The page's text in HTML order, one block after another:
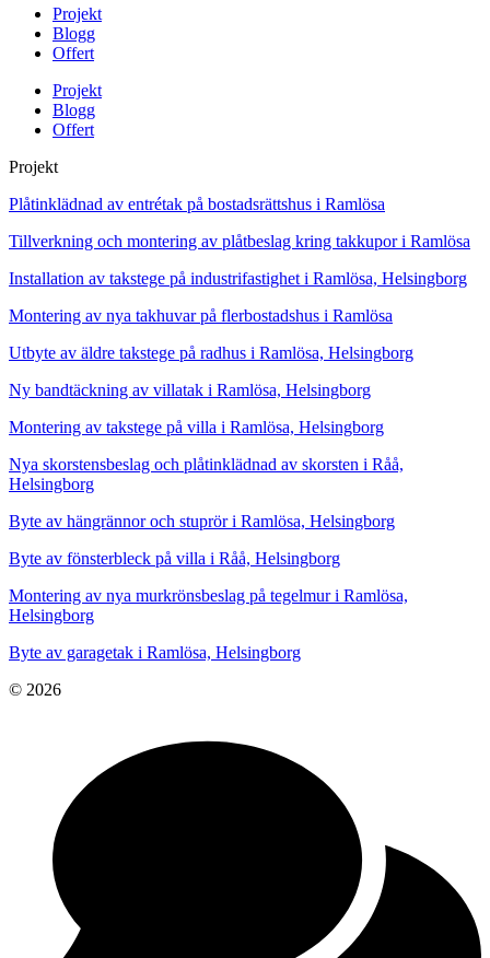
Projekt
Blogg
Offert
Projekt
Blogg
Offert
Projekt
Plåtinklädnad av entrétak på bostadsrättshus i Ramlösa
Tillverkning och montering av plåtbeslag kring takkupor i Ramlösa
Installation av takstege på industrifastighet i Ramlösa, Helsingborg
Montering av nya takhuvar på flerbostadshus i Ramlösa
Utbyte av äldre takstege på radhus i Ramlösa, Helsingborg
Ny bandtäckning av villatak i Ramlösa, Helsingborg
Montering av takstege på villa i Ramlösa, Helsingborg
Nya skorstensbeslag och plåtinklädnad av skorsten i Råå,
Helsingborg
Byte av hängrännor och stuprör i Ramlösa, Helsingborg
Byte av fönsterbleck på villa i Råå, Helsingborg
Montering av nya murkrönsbeslag på tegelmur i Ramlösa,
Helsingborg
Byte av garagetak i Ramlösa, Helsingborg
© 2026